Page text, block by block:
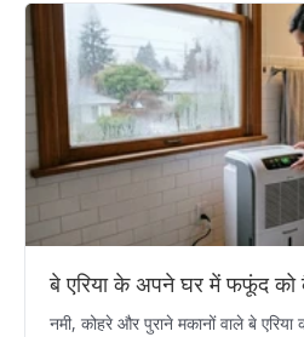
बे एरिया के अपने घर में फफूंद
नमी, कोहरे और पुराने मकानों वाले बे